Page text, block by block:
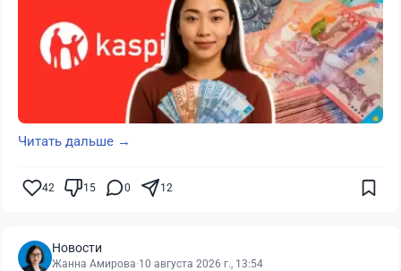
Читать дальше →
42 15 0 12
Новости
Жанна Амирова·10 августа 2026 г., 13:54